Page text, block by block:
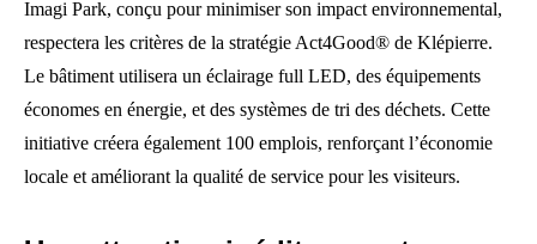
Imagi Park, conçu pour minimiser son impact environnemental,
respectera les critères de la stratégie Act4Good® de Klépierre.
Le bâtiment utilisera un éclairage full LED, des équipements
économes en énergie, et des systèmes de tri des déchets. Cette
initiative créera également 100 emplois, renforçant l’économie
locale et améliorant la qualité de service pour les visiteurs.